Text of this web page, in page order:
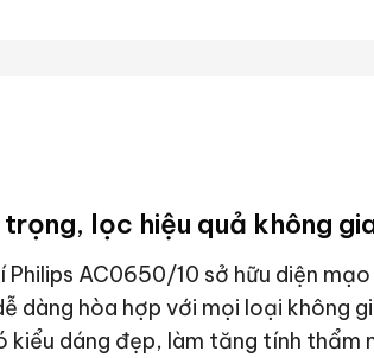
trọng, lọc hiệu quả không
Philips AC0650/10 sở hữu diện
dàng hòa hợp với mọi loại không
kiểu dáng đẹp, làm tăng tính thẩm